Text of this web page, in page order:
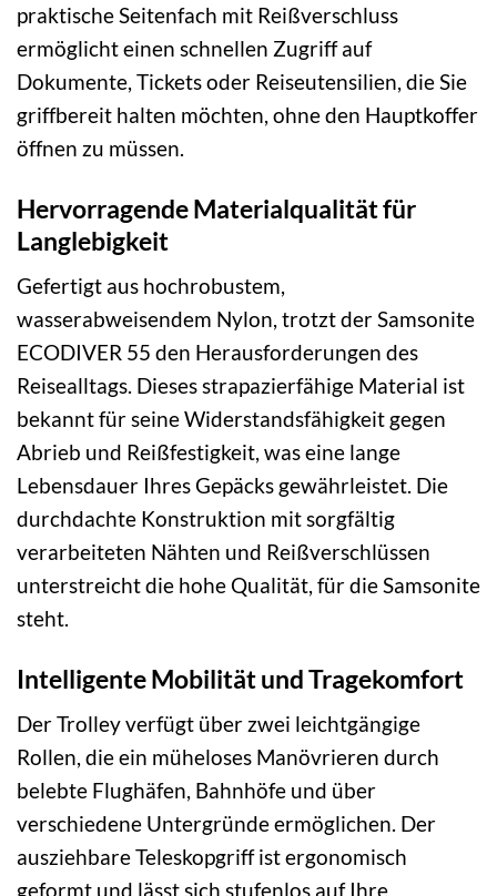
praktische Seitenfach mit Reißverschluss
ermöglicht einen schnellen Zugriff auf
Dokumente, Tickets oder Reiseutensilien, die Sie
griffbereit halten möchten, ohne den Hauptkoffer
öffnen zu müssen.
Hervorragende Materialqualität für
Langlebigkeit
Gefertigt aus hochrobustem,
wasserabweisendem Nylon, trotzt der Samsonite
ECODIVER 55 den Herausforderungen des
Reisealltags. Dieses strapazierfähige Material ist
bekannt für seine Widerstandsfähigkeit gegen
Abrieb und Reißfestigkeit, was eine lange
Lebensdauer Ihres Gepäcks gewährleistet. Die
durchdachte Konstruktion mit sorgfältig
verarbeiteten Nähten und Reißverschlüssen
unterstreicht die hohe Qualität, für die Samsonite
steht.
Intelligente Mobilität und Tragekomfort
Der Trolley verfügt über zwei leichtgängige
Rollen, die ein müheloses Manövrieren durch
belebte Flughäfen, Bahnhöfe und über
verschiedene Untergründe ermöglichen. Der
ausziehbare Teleskopgriff ist ergonomisch
geformt und lässt sich stufenlos auf Ihre